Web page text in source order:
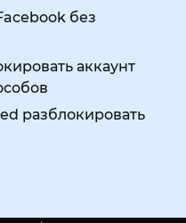
без
аккаунт
разблокировать